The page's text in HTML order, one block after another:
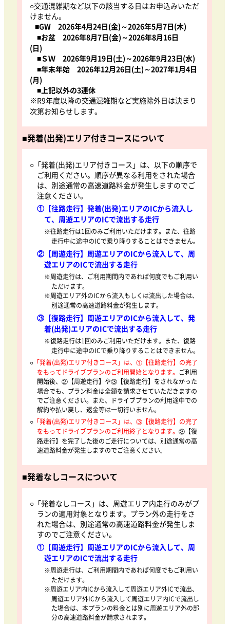
○交通混雑期など以下の該当する日はお申込みいただ
けません。
■GW 2026年4月24日(金)～2026年5月7日(木)
■お盆 2026年8月7日(金)～2026年8月16日
(日)
■ＳＷ 2026年9月19日(土)～2026年9月23日(水)
■年末年始 2026年12月26日(土)～2027年1月4日
(月)
■上記以外の3連休
※R9年度以降の交通混雑期など実施除外日は決まり
次第お知らせします。
■発着(出発)エリア付きコースについて
○「発着(出発)エリア付きコース」は、以下の順序で
ご利用ください。順序が異なる利用をされた場合
は、別途通常の高速道路料金が発生しますのでご
注意ください。
①【往路走行】発着(出発)エリアのICから流入し
て、周遊エリアのICで流出する走行
※往路走行は1回のみご利用いただけます。また、往路
走行中に途中のICで乗り降りすることはできません。
②【周遊走行】周遊エリアのICから流入して、周
遊エリアのICで流出する走行
※周遊走行は、ご利用期間内であれば何度でもご利用い
ただけます。
※周遊エリア外のICから流入もしくは流出した場合は、
別途通常の高速道路料金が発生します。
③【復路走行】周遊エリアのICから流入して、発
着(出発)エリアのICで流出する走行
※復路走行は1回のみご利用いただけます。また、復路
走行中に途中のICで乗り降りすることはできません。
○ 「発着(出発)エリア付きコース」は、①【往路走行】の完了
をもってドライブプランのご利用開始となります。 ご利用
開始後、②【周遊走行】や③【復路走行】をされなかった
場合でも、プラン料金は全額を請求させていただきますの
でご注意ください。また、ドライブプランの利用途中での
解約や払い戻し、返金等は一切行いません。
○ 「発着(出発)エリア付きコース」は、③【復路走行】の完了
をもってドライブプランのご利用終了となります。 ③【復
路走行】を完了した後のご走行については、別途通常の高
速道路料金が発生しますのでご注意ください。
■発着なしコースについて
○「発着なしコース」は、周遊エリア内走行のみがプ
ランの適用対象となります。プラン外の走行をさ
れた場合は、別途通常の高速道路料金が発生しま
すのでご注意ください。
①【周遊走行】周遊エリアのICから流入して、周
遊エリアのICで流出する走行
※周遊走行は、ご利用期間内であれば何度でもご利用い
ただけます。
※周遊エリア内ICから流入して周遊エリア外ICで流出、
周遊エリア外ICから流入して周遊エリア内ICで流出し
た場合は、本プランの料金とは別に周遊エリア外の部
分の高速道路料金が請求されます。